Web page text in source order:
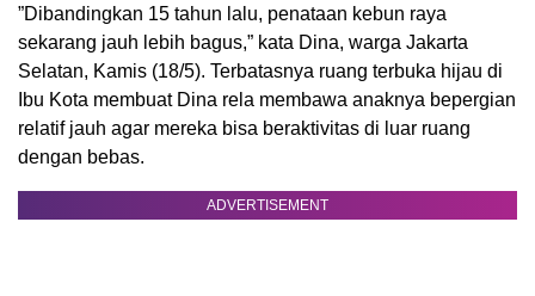
”Dibandingkan 15 tahun lalu, penataan kebun raya
sekarang jauh lebih bagus,” kata Dina, warga Jakarta
Selatan, Kamis (18/5). Terbatasnya ruang terbuka hijau di
Ibu Kota membuat Dina rela membawa anaknya bepergian
relatif jauh agar mereka bisa beraktivitas di luar ruang
dengan bebas.
ADVERTISEMENT